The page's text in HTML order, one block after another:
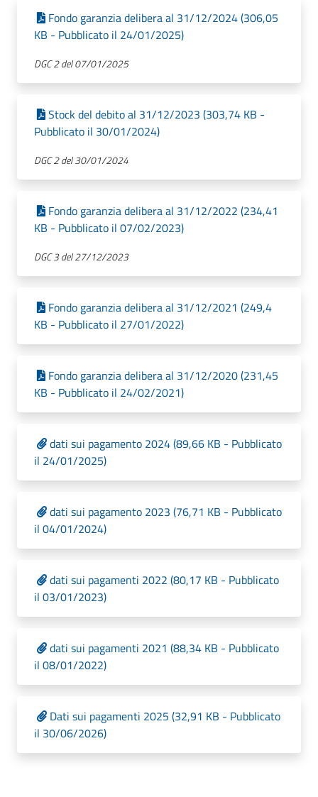
Fondo garanzia delibera al 31/12/2024 (306,05
KB - Pubblicato il 24/01/2025)
DGC 2 del 07/01/2025
Stock del debito al 31/12/2023 (303,74 KB -
Pubblicato il 30/01/2024)
DGC 2 del 30/01/2024
Fondo garanzia delibera al 31/12/2022 (234,41
KB - Pubblicato il 07/02/2023)
DGC 3 del 27/12/2023
Fondo garanzia delibera al 31/12/2021 (249,4
KB - Pubblicato il 27/01/2022)
Fondo garanzia delibera al 31/12/2020 (231,45
KB - Pubblicato il 24/02/2021)
dati sui pagamento 2024 (89,66 KB - Pubblicato
il 24/01/2025)
dati sui pagamento 2023 (76,71 KB - Pubblicato
il 04/01/2024)
dati sui pagamenti 2022 (80,17 KB - Pubblicato
il 03/01/2023)
dati sui pagamenti 2021 (88,34 KB - Pubblicato
il 08/01/2022)
Dati sui pagamenti 2025 (32,91 KB - Pubblicato
il 30/06/2026)